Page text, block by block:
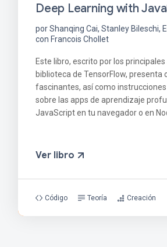
Deep Learning with
por Shanqing Cai, Stanley Bileschi,
con Francois Chollet
Este libro, escrito por los
biblioteca de TensorFlow, presenta
fascinantes, así como
sobre las apps de aprendizaje
JavaScript en tu navegador o en
Ver libro
Código Teoría Creación